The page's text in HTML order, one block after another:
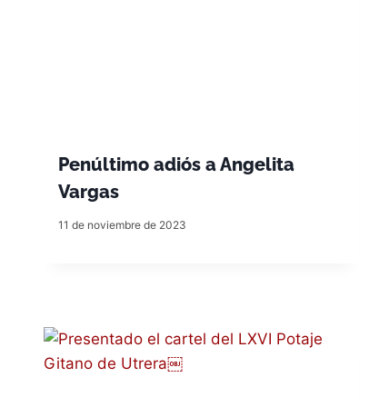
Penúltimo adiós a Angelita
Vargas
11 de noviembre de 2023